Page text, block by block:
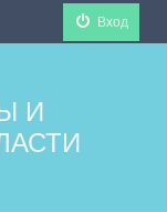
Вход
И